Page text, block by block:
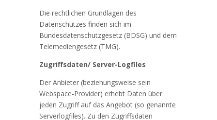
Die rechtlichen Grundlagen des
Datenschutzes finden sich im
Bundesdatenschutzgesetz (BDSG) und dem
Telemediengesetz (TMG).
Zugriffsdaten/ Server-Logfiles
Der Anbieter (beziehungsweise sein
Webspace-Provider) erhebt Daten über
jeden Zugriff auf das Angebot (so genannte
Serverlogfiles). Zu den Zugriffsdaten